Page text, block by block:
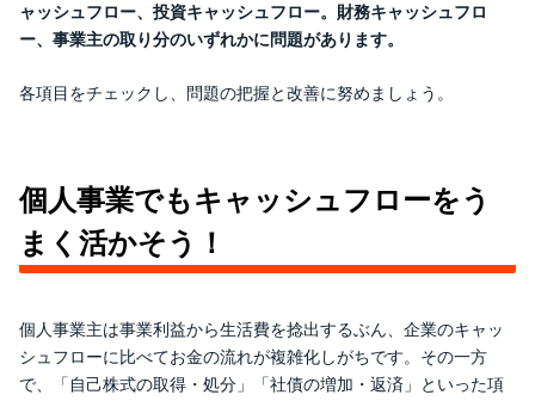
ャッシュフロー、投資キャッシュフロー。財務キャッシュフロ
ー、事業主の取り分のいずれかに問題があります。
各項目をチェックし、問題の把握と改善に努めましょう。
個人事業でもキャッシュフローをう
まく活かそう！
個人事業主は事業利益から生活費を捻出するぶん、企業のキャッ
シュフローに比べてお金の流れが複雑化しがちです。その一方
で、「自己株式の取得・処分」「社債の増加・返済」といった項